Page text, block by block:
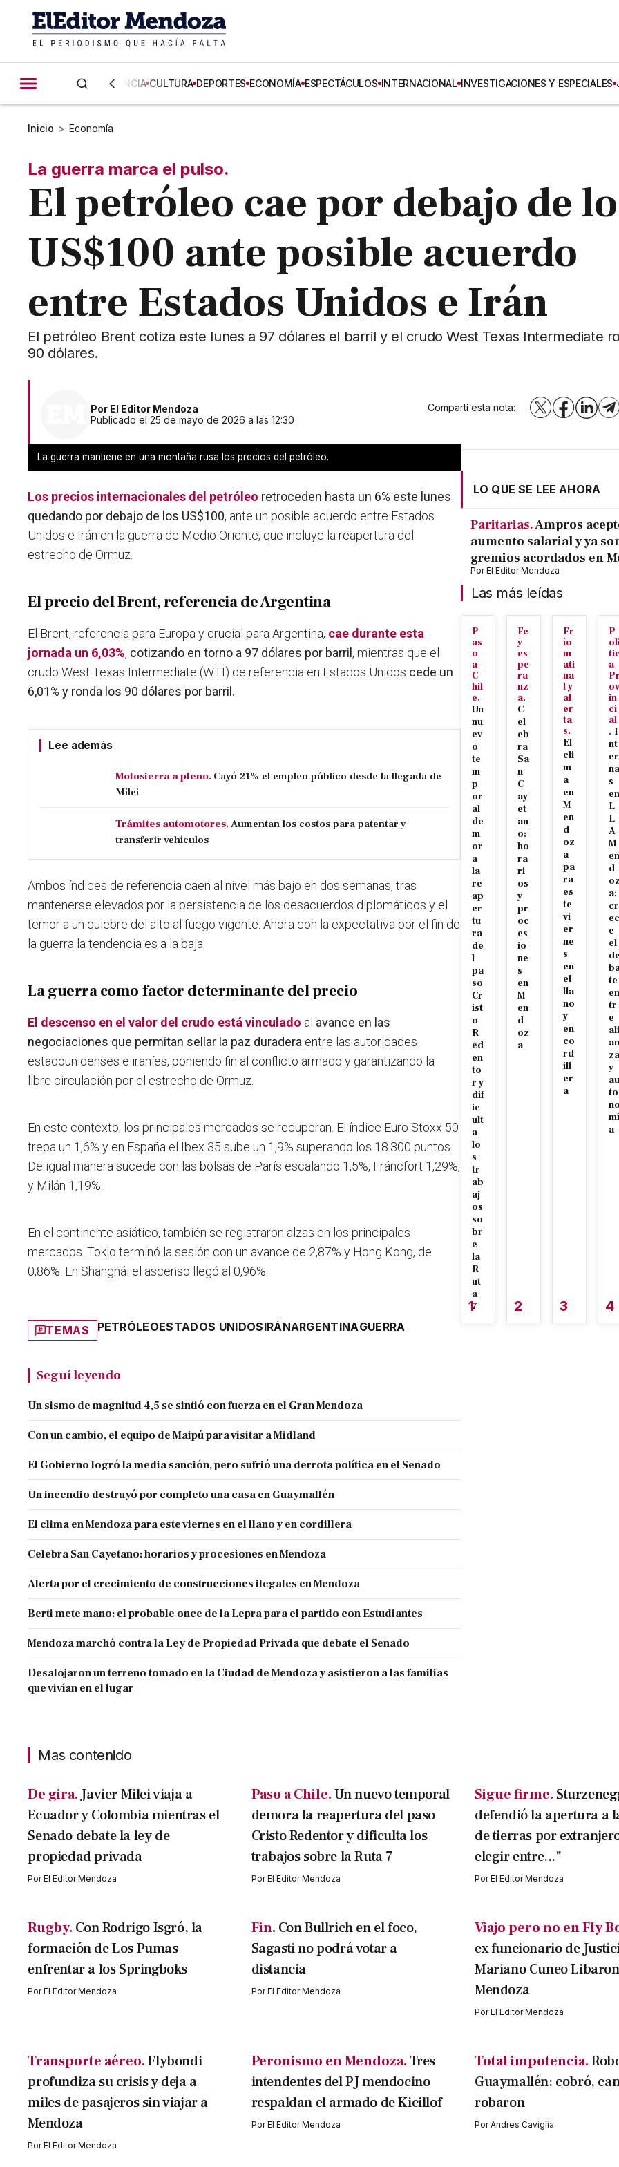
CIENCIA CULTURA DEPORTES ECONOMÍA ESPECTÁCULOS INTERNACIONAL INVESTIGACIONES Y ESPECIALES
Inicio > Economía
La guerra marca el pulso.
El petróleo cae por debajo de
US$100 ante posible acuerdo
entre Estados Unidos e Irán
El petróleo Brent cotiza este lunes a 97 dólares el barril y el crudo West Texas Intermediate
90 dólares.
Por El Editor Mendoza
Publicado el 25 de mayo de 2026 a las 12:30
Compartí esta nota: X Facebook
La guerra mantiene en una montaña rusa los precios del petróleo.
Los precios internacionales del petróleo retroceden hasta un 6% este lunes
quedando por debajo de los US$100, ante un posible acuerdo entre Estados
Unidos e Irán en la guerra de Medio Oriente, que incluye la reapertura del
estrecho de Ormuz.
El precio del Brent, referencia de Argentina
El Brent, referencia para Europa y crucial para Argentina, cae durante esta
jornada un 6,03%, cotizando en torno a 97 dólares por barril, mientras que el
crudo West Texas Intermediate (WTI) de referencia en Estados Unidos cede un
6,01% y ronda los 90 dólares por barril.
Lee además
Motosierra a pleno. Cayó 21% el empleo público desde la llegada de
Milei
Trámites automotores.Aumentan los costos para patentar y
transferir vehículos
Ambos índices de referencia caen al nivel más bajo en dos semanas, tras
mantenerse elevados por la persistencia de los desacuerdos diplomáticos y el
temor a un quiebre del alto al fuego vigente. Ahora con la expectativa por el fin de
la guerra la tendencia es a la baja.
La guerra como factor determinante del precio
El descenso en el valor del crudo está vinculado al avance en las
negociaciones que permitan sellar la paz duradera entre las autoridades
estadounidenses e iraníes, poniendo fin al conflicto armado y garantizando la
libre circulación por el estrecho de Ormuz.
En este contexto, los principales mercados se recuperan. El índice Euro Stoxx 50
trepa un 1,6% y en España el Ibex 35 sube un 1,9% superando los 18.300 puntos.
De igual manera sucede con las bolsas de París escalando 1,5%, Fráncfort 1,29%,
y Milán 1,19%.
En el continente asiático, también se registraron alzas en los principales
mercados. Tokio terminó la sesión con un avance de 2,87% y Hong Kong, de
0,86%. En Shanghái el ascenso llegó al 0,96%.
TEMAS PETRÓLEOESTADOS UNIDOSIRÁNARGENTINAGUERRA
Seguí leyendo
Un sismo de magnitud 4,5 se sintió con fuerza en el Gran Mendoza
Con un cambio, el equipo de Maipú para visitar a Midland
El Gobierno logró la media sanción, pero sufrió una derrota política en el Senado
Un incendio destruyó por completo una casa en Guaymallén
El clima en Mendoza para este viernes en el llano y en cordillera
Celebra San Cayetano: horarios y procesiones en Mendoza
Alerta por el crecimiento de construcciones ilegales en Mendoza
Berti mete mano: el probable once de la Lepra para el partido con Estudiantes
Mendoza marchó contra la Ley de Propiedad Privada que debate el Senado
Desalojaron un terreno tomado en la Ciudad de Mendoza y asistieron a las familias
que vivían en el lugar
LO QUE SE LEE AHORA
Paritarias.Ampros
aumento salarial y ya
gremios acordados en
PorEl Editor Mendoza
Las más leídas
P
as
o
a
C
hil
e.
Un
nu
ev
o
te
m
p
or
al
de
m
or
a
la
re
ap
er
tu
ra
de
l
pa
so
Cr
ist
o
R
ed
en
to
r y
dif
ic
ult
a
lo
s
tr
ab
aj
os
so
br
e
la
R
ut
a
7
1
Fe
y
es
pe
ra
nz
a.
C
el
eb
ra
Sa
n
C
ay
et
an
o:
ho
ra
ri
os
y
pr
oc
es
io
ne
s
en
M
en
d
oz
a
2
Fr
ío
m
ati
na
l y
al
er
ta
s.
El
cli
m
a
en
M
en
d
oz
a
pa
ra
es
te
vi
er
ne
s
en
el
lla
no
y
en
co
rd
ill
er
a
3
P
a
ov
in
ci
al
. I
nt
er
na
s
en
L
L
A
M
en
d
a:
cr
ec
e
el
te
en
tr
e
ali
an
za
y
au
to
mí
a
4
Mas contenido
De gira. Javier Milei viaja a
Ecuador y Colombia mientras el
Senado debate la ley de
propiedad privada
PorEl Editor Mendoza
Paso a Chile.Un nuevo temporal
demora la reapertura del paso
Cristo Redentor y dificulta los
trabajos sobre la Ruta 7
PorEl Editor Mendoza
Sigue firme.
defendió la apertura a
de tierras por
elegir entre..."
PorEl Editor Mendoza
Rugby. Con Rodrigo Isgró, la
formación de Los Pumas
enfrentar a los Springboks
PorEl Editor Mendoza
Fin. Con Bullrich en el foco,
Sagasti no podrá votar a
distancia
PorEl Editor Mendoza
Viajo pero no en Fly
ex funcionario de
Mariano Cuneo
Mendoza
PorEl Editor Mendoza
Transporte aéreo. Flybondi
profundiza su crisis y deja a
miles de pasajeros sin viajar a
Mendoza
PorEl Editor Mendoza
Peronismo en Mendoza. Tres
intendentes del PJ mendocino
respaldan el armado de Kicillof
PorEl Editor Mendoza
Total impotencia.
Guaymallén: cobró,
robaron
PorAndres Caviglia